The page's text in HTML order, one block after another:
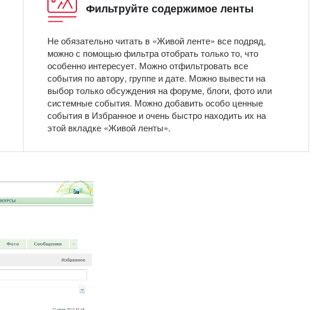
Фильтруйте содержимое ленты
Не обязательно читать в «Живой ленте» все подряд,
можно с помощью фильтра отобрать только то, что
особенно интересует. Можно отфильтровать все
события по автору, группе и дате. Можно вывести на
выбор только обсуждения на форуме, блоги, фото или
системные события. Можно добавить особо ценные
события в Избранное и очень быстро находить их на
этой вкладке «Живой ленты».